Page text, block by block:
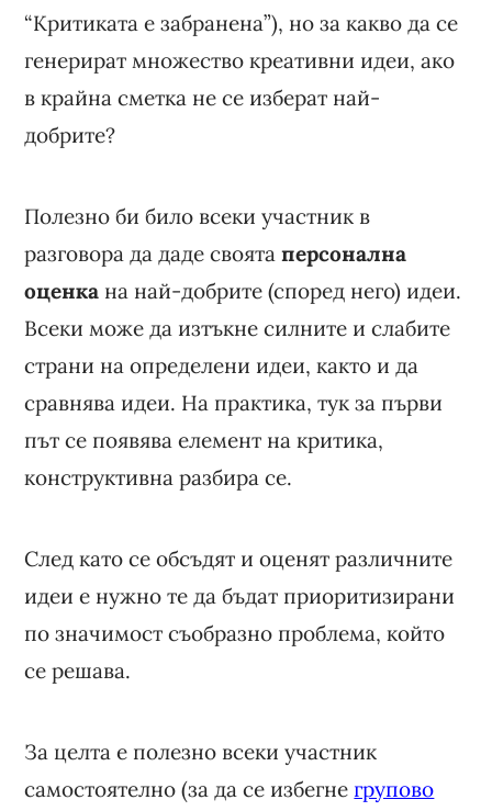
“Критиката е забранена”), но за какво да се
генерират множество креативни идеи, ако
в крайна сметка не се изберат най-
добрите?
Полезно би било всеки участник в
разговора да даде своятаперсонална
оценка на най-добрите (според него) идеи.
Всеки може да изтъкне силните и слабите
страни на определени идеи, както и да
сравнява идеи. На практика, тук за първи
път се появява елемент на критика,
конструктивна разбира се.
След като се обсъдят и оценят различните
идеи е нужно те да бъдат приоритизирани
по значимост съобразно проблема, който
се решава.
За целта е полезно всеки участник
самостоятелно (за да се избегне групово